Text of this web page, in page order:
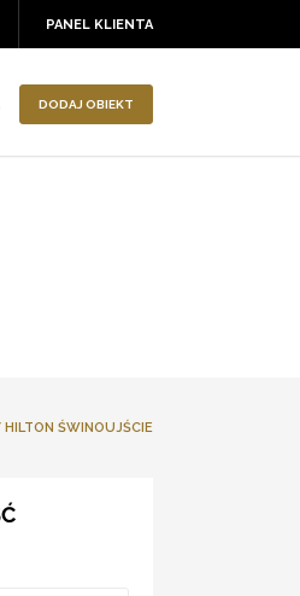
PANEL KLIENTA
DODAJ OBIEKT
HILTON ŚWINOUJŚCIE